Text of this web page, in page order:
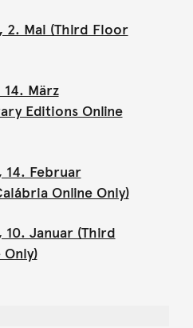
2. Mai (Third Floor
März
Editions Online
14. Februar
Online Only)
Januar (Third